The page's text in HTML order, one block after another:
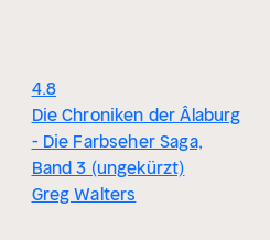
4.8
Die Chroniken der Âlaburg
- Die Farbseher Saga,
Band 3 (ungekürzt)
Greg Walters